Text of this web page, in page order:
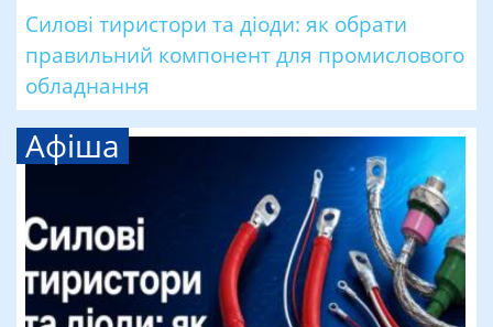
Силові тиристори та діоди: як обрати
правильний компонент для промислового
обладнання
Афіша